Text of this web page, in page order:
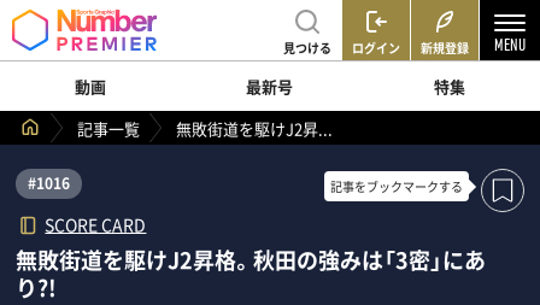
見つける ログイン 新規登録
動画 最新号
特集
記事一覧
無敗街道を駆けJ2昇...
#1016
SCORE CARD
記事をブックマークする
無敗街道を駆けJ2昇格。秋田の強みは「3密」にあ
り?!